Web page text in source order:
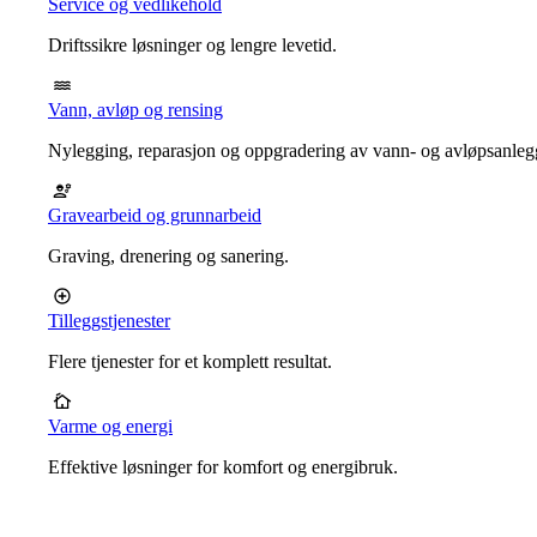
Driftssikre løsninger og lengre levetid.
Vann, avløp og rensing
Nylegging, reparasjon og oppgradering av vann- og
Gravearbeid og grunnarbeid
Graving, drenering og sanering.
Tilleggstjenester
Flere tjenester for et komplett resultat.
Varme og energi
Effektive løsninger for komfort og energibruk.